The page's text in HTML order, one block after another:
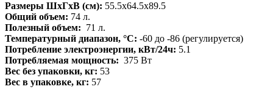
Размеры ШхГхВ (см): 55.5x64.5x89.5
Общий объем: 74 л.
Полезный объем: 71 л.
Температурный диапазон, °C: -60 до -86 (регулируется)
Потребление электроэнергии, кВт/24ч: 5.1
Потребляемая мощность: 375 Вт
Вес без упаковки, кг: 53
Вес в упаковке, кг: 57